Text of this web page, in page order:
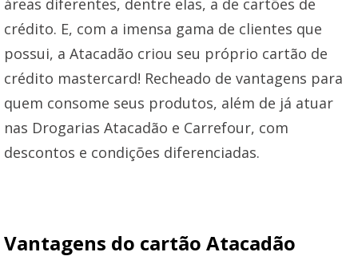
áreas diferentes, dentre elas, a de cartões de
crédito. E, com a imensa gama de clientes que
possui, a Atacadão criou seu próprio cartão de
crédito mastercard! Recheado de vantagens para
quem consome seus produtos, além de já atuar
nas Drogarias Atacadão e Carrefour, com
descontos e condições diferenciadas.
Vantagens do cartão Atacadão